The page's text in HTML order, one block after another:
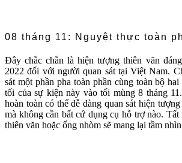
08 tháng 11: Nguyệt thực toàn
Đây chắc chắn là hiện tượng thiên văn
2022 đối với người quan sát tại Việt Nam.
sát một phần pha toàn phần cùng toàn bộ
tối của sự kiện này vào tối mùng 8 tháng
hoàn toàn có thể dễ dàng quan sát hiện
mà không cần bất cứ dụng cụ hỗ trợ nào.
thiên văn hoặc ống nhòm sẽ mang lại tầm